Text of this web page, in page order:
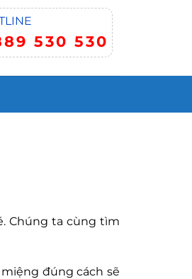
530 530
Chúng ta cùng tìm
đúng cách sẽ